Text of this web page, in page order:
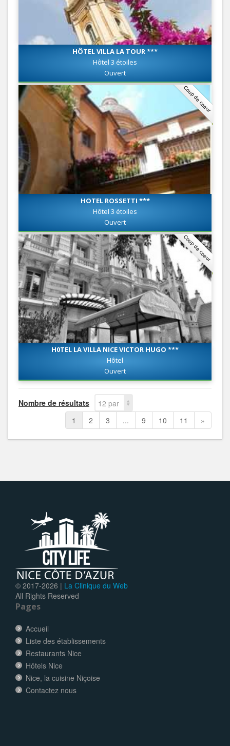
HÔTEL VILLA LA TOUR ***
Hôtel 3 étoiles
Ouvert
Coup de coeur
HOTEL ROSSETTI ***
Hôtel 3 étoiles
Ouvert
Coup de coeur
H0TEL LA VILLA NICE VICTOR HUGO ***
Hôtel
Ouvert
Nombre de résultats
12 par
page
1 2 3 ... 9 10 11 »
© 2017-2026 | La Clinique du Web
All Rights Reserved
Pages
Accueil
Liste des établissements
Restaurants Nice
Hôtels Nice
Nice, la cuisine Niçoise
Contactez nous